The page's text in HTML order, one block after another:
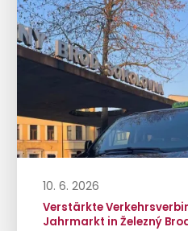
10. 6. 2026
Verstärkte
Jahrmarkt in Železný